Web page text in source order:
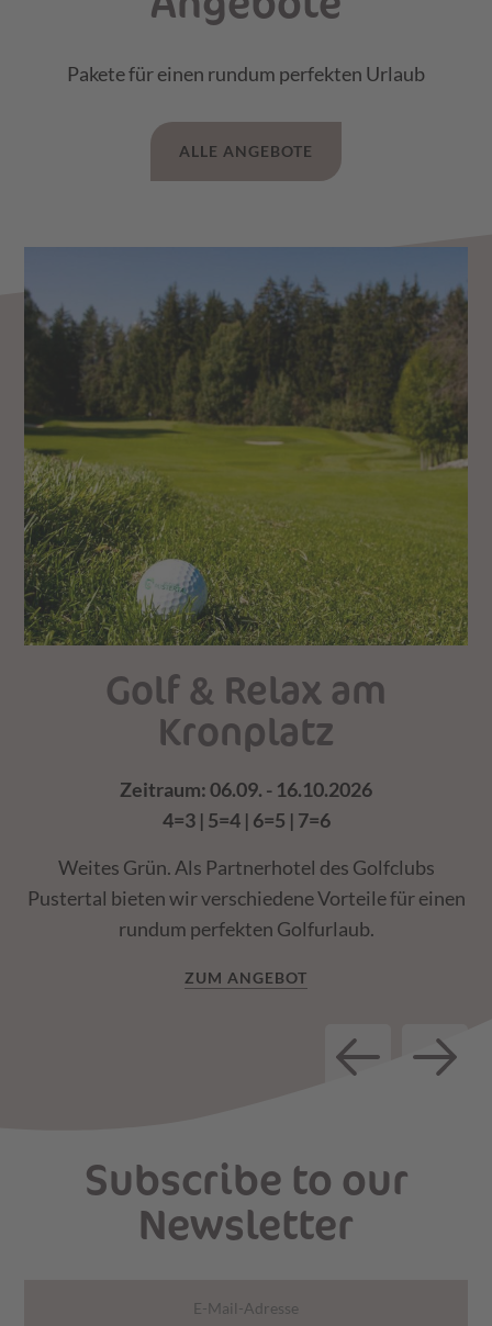
Pakete für einen rundum perfekten Urlaub
ALLE ANGEBOTE
Golf & Relax am
Kronplatz
Zeitraum: 06.09. - 16.10.2026
4=3 | 5=4 | 6=5 | 7=6
Weites Grün. Als Partnerhotel des Golfclubs
Pustertal bieten wir verschiedene Vorteile für einen
rundum perfekten Golfurlaub.
ZUM ANGEBOT
Subscribe to our
Newsletter